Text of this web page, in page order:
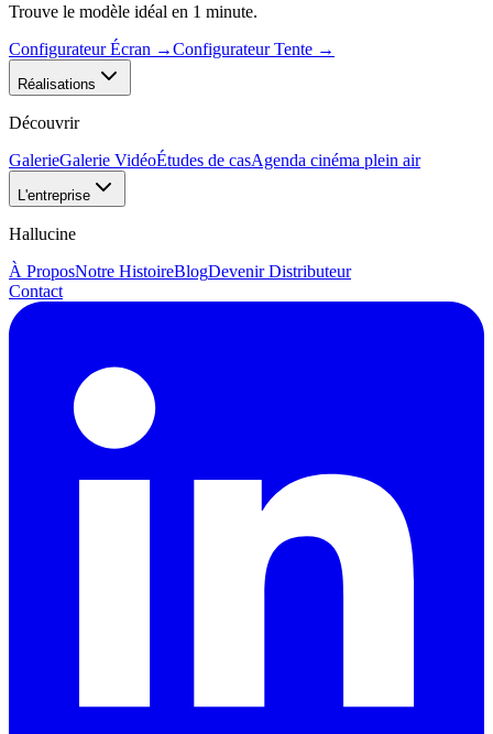
Trouve le modèle idéal en 1 minute.
Configurateur Écran →Configurateur Tente →
Réalisations
Découvrir
GalerieGalerie VidéoÉtudes de casAgenda cinéma plein air
L'entreprise
Hallucine
À ProposNotre HistoireBlogDevenir Distributeur
Contact